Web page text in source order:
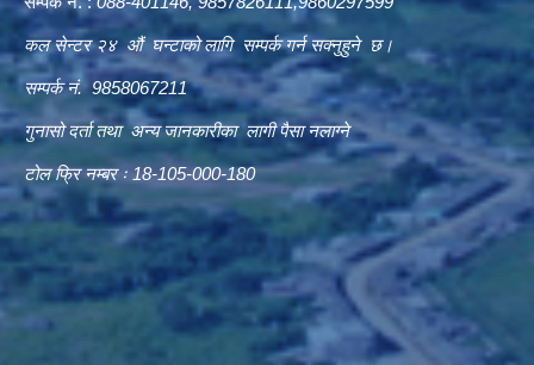
कल सेन्टर २४ औं घन्टाको लागि सम्पर्क गर्न सक्नुहुने छ।
सम्पर्क नं. 9858067211
गुनासो दर्ता तथा अन्य जानकारीका लागी पैसा नलाग्ने
टोल फ्रि नम्बर ः 18-105-000-180